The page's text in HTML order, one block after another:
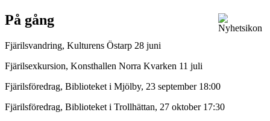
På gång
Fjärilsvandring, Kulturens Östarp 28 juni
Fjärilsexkursion, Konsthallen Norra Kvarken 11 juli
Fjärilsföredrag, Biblioteket i Mjölby, 23 september 18:00
Fjärilsföredrag, Biblioteket i Trollhättan, 27 oktober 17:30